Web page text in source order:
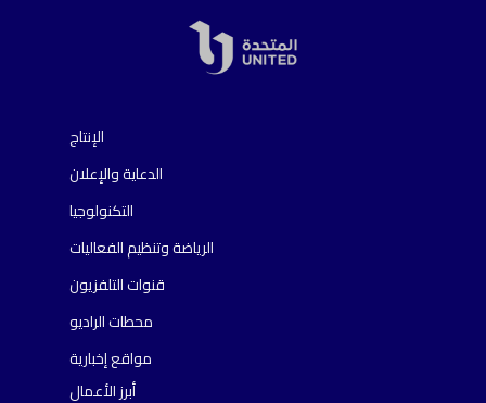
الإنتاج
الدعاية والإعلان
التكنولوجيا
الرياضة وتنظيم الفعاليات
قنوات التلفزيون
محطات الراديو
مواقع إخبارية
أبرز الأعمال